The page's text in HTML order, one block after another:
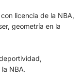
licencia de la NBA,
geometría en la
NBA.